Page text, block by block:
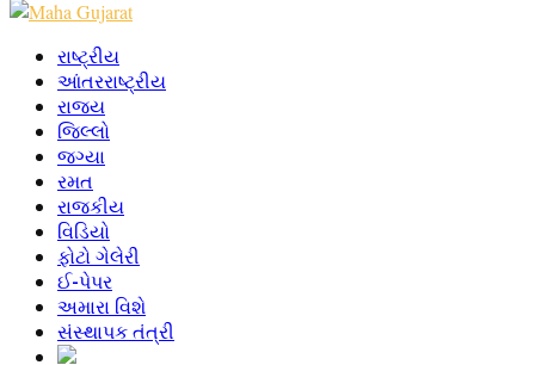
રાષ્ટ્રીય
આંતરરાષ્ટ્રીય
રાજ્ય
જિલ્લો
જગ્યા
રમત
રાજકીય
વિડિયો
ફોટો ગેલેરી
ઈ-પેપર
અમારા વિશે
સંસ્થાપક તંત્રી